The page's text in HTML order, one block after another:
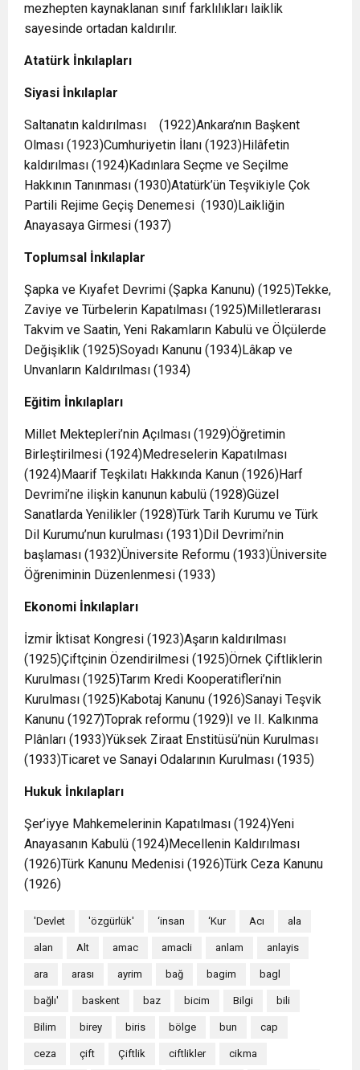
mezhepten kaynaklanan sınıf farklılıkları laiklik
sayesinde ortadan kaldırılır.
Atatürk İnkılapları
Siyasi İnkılaplar
Saltanatın kaldırılması (1922)Ankara’nın Başkent
Olması (1923)Cumhuriyetin İlanı (1923)Hilâfetin
kaldırılması (1924)Kadınlara Seçme ve Seçilme
Hakkının Tanınması (1930)Atatürk’ün Teşvikiyle Çok
Partili Rejime Geçiş Denemesi (1930)Laikliğin
Anayasaya Girmesi (1937)
Toplumsal İnkılaplar
Şapka ve Kıyafet Devrimi (Şapka Kanunu) (1925)Tekke,
Zaviye ve Türbelerin Kapatılması (1925)Milletlerarası
Takvim ve Saatin, Yeni Rakamların Kabulü ve Ölçülerde
Değişiklik (1925)Soyadı Kanunu (1934)Lâkap ve
Unvanların Kaldırılması (1934)
Eğitim İnkılapları
Millet Mektepleri’nin Açılması (1929)Öğretimin
Birleştirilmesi (1924)Medreselerin Kapatılması
(1924)Maarif Teşkilatı Hakkında Kanun (1926)Harf
Devrimi’ne ilişkin kanunun kabulü (1928)Güzel
Sanatlarda Yenilikler (1928)Türk Tarih Kurumu ve Türk
Dil Kurumu’nun kurulması (1931)Dil Devrimi’nin
başlaması (1932)Üniversite Reformu (1933)Üniversite
Öğreniminin Düzenlenmesi (1933)
Ekonomi İnkılapları
İzmir İktisat Kongresi (1923)Aşarın kaldırılması
(1925)Çiftçinin Özendirilmesi (1925)Örnek Çiftliklerin
Kurulması (1925)Tarım Kredi Kooperatifleri’nin
Kurulması (1925)Kabotaj Kanunu (1926)Sanayi Teşvik
Kanunu (1927)Toprak reformu (1929)I ve II. Kalkınma
Plânları (1933)Yüksek Ziraat Enstitüsü’nün Kurulması
(1933)Ticaret ve Sanayi Odalarının Kurulması (1935)
Hukuk İnkılapları
Şer’iyye Mahkemelerinin Kapatılması (1924)Yeni
Anayasanın Kabulü (1924)Mecellenin Kaldırılması
(1926)Türk Kanunu Medenisi (1926)Türk Ceza Kanunu
(1926)
'Devlet 'özgürlük' ‘insan ‘Kur Acı ala
alan Alt amac amacli anlam anlayis
ara arası ayrim bağ bagim bagl
bağlı' baskent baz bicim Bilgi bili
Bilim birey biris bölge bun cap
ceza çift Çiftlik ciftlikler cikma